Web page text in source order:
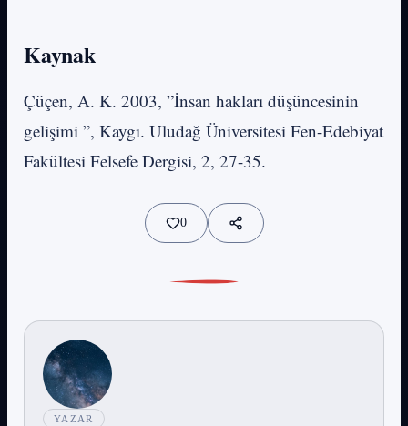
Kaynak
Çüçen, A. K. 2003, ”İnsan hakları düşüncesinin
gelişimi ”, Kaygı. Uludağ Üniversitesi Fen-Edebiyat
Fakültesi Felsefe Dergisi, 2, 27-35.
0
YAZAR